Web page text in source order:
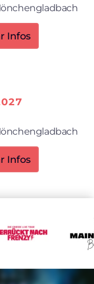
Infos
Infos